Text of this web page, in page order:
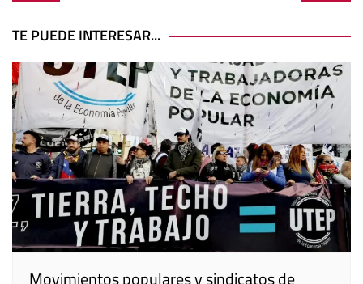
de
entradas
TE PUEDE INTERESAR...
Movimientos populares y sindicatos de